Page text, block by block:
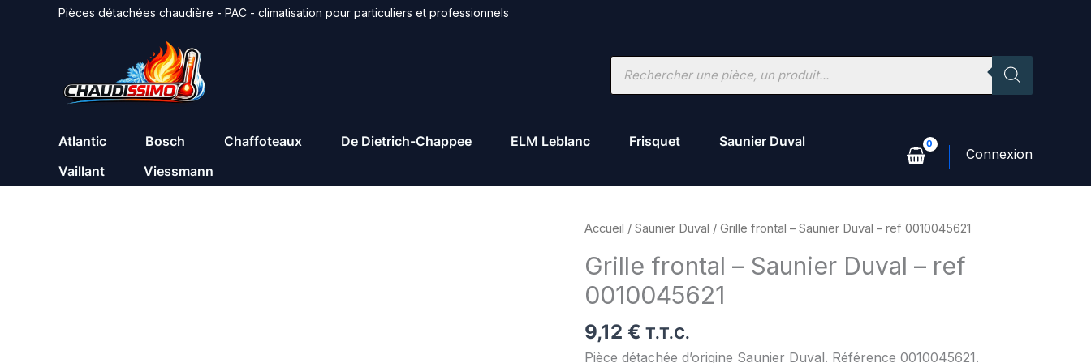
Pièces détachées chaudière - PAC - climatisation pour particuliers et professionnels
Recherche
Atlantic Bosch Chaffoteaux De Dietrich-Chappee ELM Leblanc Frisquet
Saunier Duval
Vaillant
Viessmann
Accueil / Saunier Duval / Grille frontal – Saunier Duval – ref 0010045621
Grille frontal – Saunier Duval – ref
0010045621
9,12 € T.T.C.
Pièce détachée d’origine Saunier Duval. Référence 0010045621.
quantité
Grille
frontal
Saunier
Duval